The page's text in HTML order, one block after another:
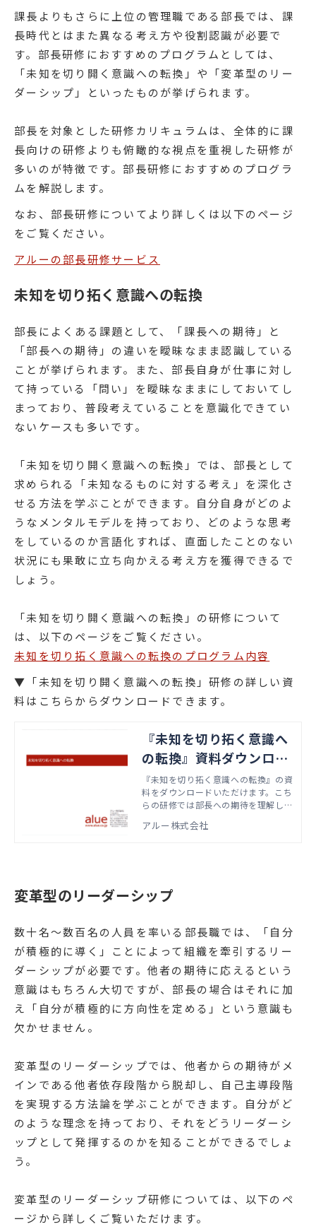
課長よりもさらに上位の管理職である部長では、課
長時代とはまた異なる考え方や役割認識が必要で
す。部長研修におすすめのプログラムとしては、
「未知を切り開く意識への転換」や「変革型のリー
ダーシップ」といったものが挙げられます。
部長を対象とした研修カリキュラムは、全体的に課
長向けの研修よりも俯瞰的な視点を重視した研修が
多いのが特徴です。部長研修におすすめのプログラ
ムを解説します。
なお、部長研修についてより詳しくは以下のページ
をご覧ください。
アルーの部長研修サービス
未知を切り拓く意識への転換
部長によくある課題として、「課長への期待」と
「部長への期待」の違いを曖昧なまま認識している
ことが挙げられます。また、部長自身が仕事に対し
て持っている「問い」を曖昧なままにしておいてし
まっており、普段考えていることを意識化できてい
ないケースも多いです。
「未知を切り開く意識への転換」では、部長として
求められる「未知なるものに対する考え」を深化さ
せる方法を学ぶことができます。自分自身がどのよ
うなメンタルモデルを持っており、どのような思考
をしているのか言語化すれば、直面したことのない
状況にも果敢に立ち向かえる考え方を獲得できるで
しょう。
「未知を切り開く意識への転換」の研修について
は、以下のページをご覧ください。
未知を切り拓く意識への転換のプログラム内容
▼「未知を切り開く意識への転換」研修の詳しい資
料はこちらからダウンロードできます。
『未知を切り拓く意識へ
の転換』資料ダウンロー
ド
『未知を切り拓く意識への転換』の資
料をダウンロードいただけます。こち
らの研修では部長への期待を理解し、
え方・方法を学びます。本資料では、
アルー株式会社
変革型のリーダーシップ
数十名〜数百名の人員を率いる部長職では、「自分
が積極的に導く」ことによって組織を牽引するリー
ダーシップが必要です。他者の期待に応えるという
意識はもちろん大切ですが、部長の場合はそれに加
え「自分が積極的に方向性を定める」という意識も
欠かせません。
変革型のリーダーシップでは、他者からの期待がメ
インである他者依存段階から脱却し、自己主導段階
を実現する方法論を学ぶことができます。自分がど
のような理念を持っており、それをどうリーダーシ
ップとして発揮するのかを知ることができるでしょ
う。
変革型のリーダーシップ研修については、以下のペ
ージから詳しくご覧いただけます。